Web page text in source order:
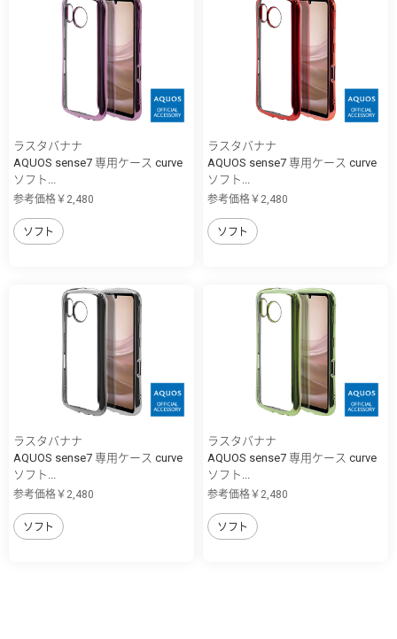
ラスタバナナ
AQUOS sense7 専用ケース curve
ソフト...
参考価格￥2,480
ソフト
ラスタバナナ
AQUOS sense7 専用ケース curve
ソフト...
参考価格￥2,480
ソフト
ラスタバナナ
AQUOS sense7 専用ケース curve
ソフト...
参考価格￥2,480
ソフト
ラスタバナナ
AQUOS sense7 専用ケース curve
ソフト...
参考価格￥2,480
ソフト